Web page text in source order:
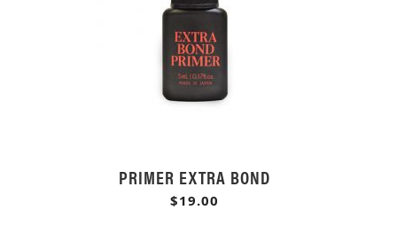
PRIMER EXTRA BOND
$19.00